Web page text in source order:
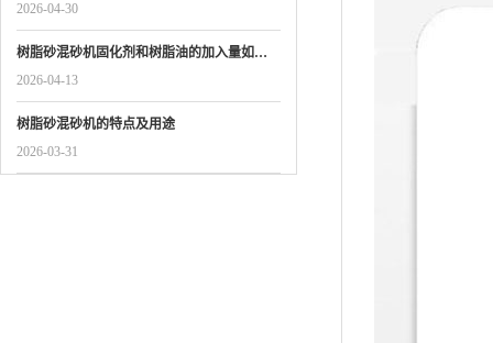
2026-04-30
树脂砂混砂机固化剂和树脂油的加入量如…
2026-04-13
树脂砂混砂机的特点及用途
2026-03-31